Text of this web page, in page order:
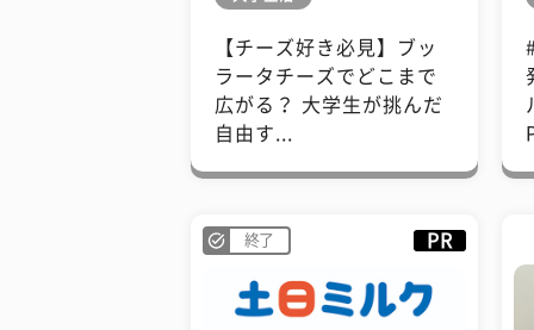
【チーズ好き必見】ブッ
ラータチーズでどこまで
広がる？ 大学生が挑んだ
自由す...
終了 PR